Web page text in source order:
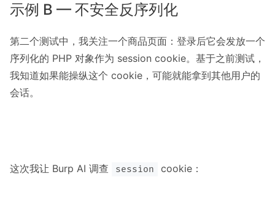
示例 B — 不安全反序列化
第二个测试中，我关注一个商品页面：登录后它会发放一个
序列化的 PHP 对象作为 session cookie。基于之前测试，
我知道如果能操纵这个 cookie，可能就能拿到其他用户的
会话。
这次我让 Burp AI 调查 session cookie：